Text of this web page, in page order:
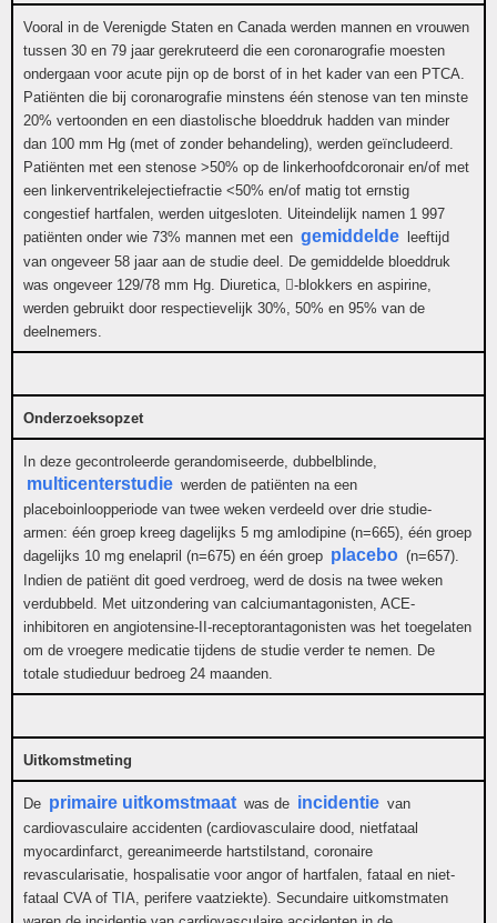
Vooral in de Verenigde Staten en Canada werden mannen en vrouwen
tussen 30 en 79 jaar gerekruteerd die een coronarografie moesten
ondergaan voor acute pijn op de borst of in het kader van een PTCA.
Patiënten die bij coronarografie minstens één stenose van ten minste
20% vertoonden en een diastolische bloeddruk hadden van minder
dan 100 mm Hg (met of zonder behandeling), werden geïncludeerd.
Patiënten met een stenose >50% op de linkerhoofdcoronair en/of met
een linkerventrikelejectiefractie <50% en/of matig tot ernstig
congestief hartfalen, werden uitgesloten. Uiteindelijk namen 1 997
patiënten onder wie 73% mannen met een gemiddelde
leeftijd
van ongeveer 58 jaar aan de studie deel. De gemiddelde bloeddruk
was ongeveer 129/78 mm Hg. Diuretica, -blokkers en aspirine,
werden gebruikt door respectievelijk 30%, 50% en 95% van de
deelnemers.
Onderzoeksopzet
In deze gecontroleerde gerandomiseerde, dubbelblinde,
multicenterstudie werden de patiënten na een
placeboinloopperiode van twee weken verdeeld over drie studie-
armen: één groep kreeg dagelijks 5 mg amlodipine (n=665), één groep
dagelijks 10 mg enelapril (n=675) en één groep placebo (n=657).
Indien de patiënt dit goed verdroeg, werd de dosis na twee weken
verdubbeld. Met uitzondering van calciumantagonisten, ACE-
inhibitoren en angiotensine-II-receptorantagonisten was het toegelaten
om de vroegere medicatie tijdens de studie verder te nemen. De
totale studieduur bedroeg 24 maanden.
Uitkomstmeting
De primaire uitkomstmaat was de incidentie van
cardiovasculaire accidenten (cardiovasculaire dood, nietfataal
myocardinfarct, gereanimeerde hartstilstand, coronaire
revascularisatie, hospalisatie voor angor of hartfalen, fataal en niet-
fataal CVA of TIA, perifere vaatziekte). Secundaire uitkomstmaten